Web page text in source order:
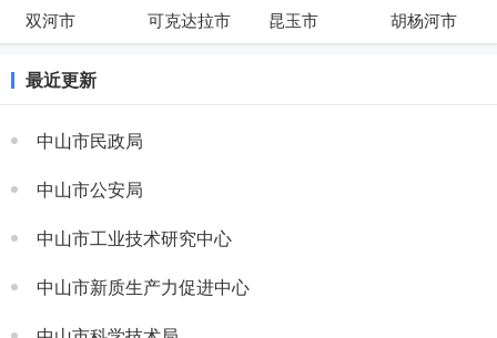
双河市
可克达拉市 昆玉市 胡杨河市
最近更新
中山市民政局
中山市公安局
中山市工业技术研究中心
中山市新质生产力促进中心